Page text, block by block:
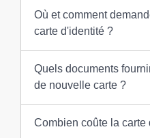
Où et comment
carte d'identité ?
Quels documents
de nouvelle carte ?
Combien coûte la carte